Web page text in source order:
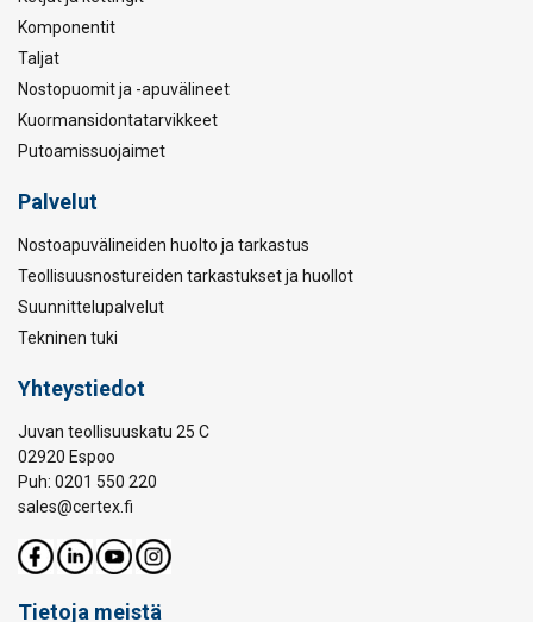
Komponentit
Taljat
Nostopuomit ja -apuvälineet
Kuormansidontatarvikkeet
Putoamissuojaimet
Palvelut
Nostoapuvälineiden huolto ja tarkastus
Teollisuusnostureiden tarkastukset ja huollot
Suunnittelupalvelut
Tekninen tuki
Yhteystiedot
Juvan teollisuuskatu 25 C
02920 Espoo
Puh: 0201 550 220
sales@certex.fi
Tietoja meistä